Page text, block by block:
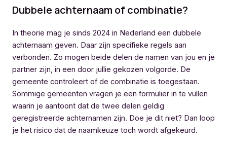
Dubbele achternaam of combinatie?
In theorie mag je sinds 2024 in Nederland een dubbele
achternaam geven. Daar zijn specifieke regels aan
verbonden. Zo mogen beide delen de namen van jou en je
partner zijn, in een door jullie gekozen volgorde. De
gemeente controleert of de combinatie is toegestaan.
Sommige gemeenten vragen je een formulier in te vullen
waarin je aantoont dat de twee delen geldig
geregistreerde achternamen zijn. Doe je dit niet? Dan loop
je het risico dat de naamkeuze toch wordt afgekeurd.